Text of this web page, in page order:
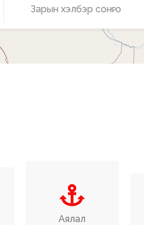
Зарын хэлбэр сонго
Аялал